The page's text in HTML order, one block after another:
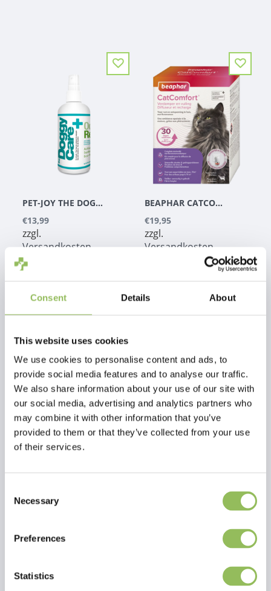
Consent Details About
This website uses cookies
We use cookies to personalise content and ads, to
provide social media features and to analyse our traffic.
We also share information about your use of our site with
our social media, advertising and analytics partners who
may combine it with other information that you’ve
provided to them or that they’ve collected from your use
of their services.
Selection
Necessary
Preferences
Statistics
PET-JOY THE DOGGYCARE ODOR REMOVER 300 ML
€13,99
zzgl.
Versandkosten
BEAPHAR CATCOMFORT STARTERKIT VERDAMPFER & NACHFÜLLPACKUNG
€19,95
zzgl.
Versandkosten
Versandkosten